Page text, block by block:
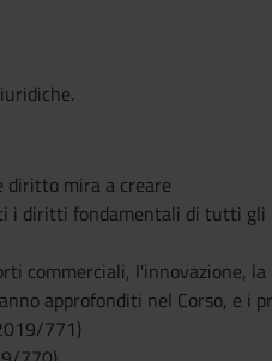
diritto mira a creare
i diritti fondamentali di tutti
commerciali, l'innovazione,
approfonditi nel Corso, e i
771)